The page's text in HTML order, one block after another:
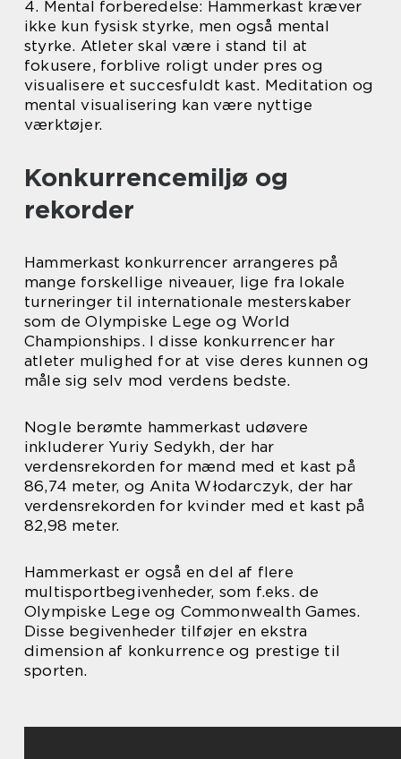
4. Mental forberedelse: Hammerkast kræver
ikke kun fysisk styrke, men også mental
styrke. Atleter skal være i stand til at
fokusere, forblive roligt under pres og
visualisere et succesfuldt kast. Meditation og
mental visualisering kan være nyttige
værktøjer.
Konkurrencemiljø og
rekorder
Hammerkast konkurrencer arrangeres på
mange forskellige niveauer, lige fra lokale
turneringer til internationale mesterskaber
som de Olympiske Lege og World
Championships. I disse konkurrencer har
atleter mulighed for at vise deres kunnen og
måle sig selv mod verdens bedste.
Nogle berømte hammerkast udøvere
inkluderer Yuriy Sedykh, der har
verdensrekorden for mænd med et kast på
86,74 meter, og Anita Włodarczyk, der har
verdensrekorden for kvinder med et kast på
82,98 meter.
Hammerkast er også en del af flere
multisportbegivenheder, som f.eks. de
Olympiske Lege og Commonwealth Games.
Disse begivenheder tilføjer en ekstra
dimension af konkurrence og prestige til
sporten.